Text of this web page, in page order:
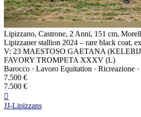
Lipizzano, Castrone, 2 Anni, 151 cm,
Lipizzaner stallion 2024 – rare black coat,
V: 23 MAESTOSO GAETANA
FAVORY TROMPETA XXXV (L)
Barocco · Lavoro Equitation · Ricreazione ·
7.500 €
7.500 €

JJ-Lipizzans